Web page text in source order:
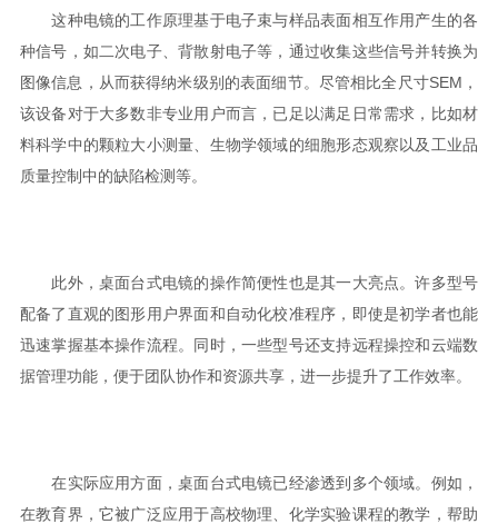
这种电镜的工作原理基于电子束与样品表面相互作用产生的各
种信号，如二次电子、背散射电子等，通过收集这些信号并转换为
图像信息，从而获得纳米级别的表面细节。尽管相比全尺寸SEM，
该设备对于大多数非专业用户而言，已足以满足日常需求，比如材
料科学中的颗粒大小测量、生物学领域的细胞形态观察以及工业品
质量控制中的缺陷检测等。
此外，桌面台式电镜的操作简便性也是其一大亮点。许多型号
配备了直观的图形用户界面和自动化校准程序，即使是初学者也能
迅速掌握基本操作流程。同时，一些型号还支持远程操控和云端数
据管理功能，便于团队协作和资源共享，进一步提升了工作效率。
在实际应用方面，桌面台式电镜已经渗透到多个领域。例如，
在教育界，它被广泛应用于高校物理、化学实验课程的教学，帮助